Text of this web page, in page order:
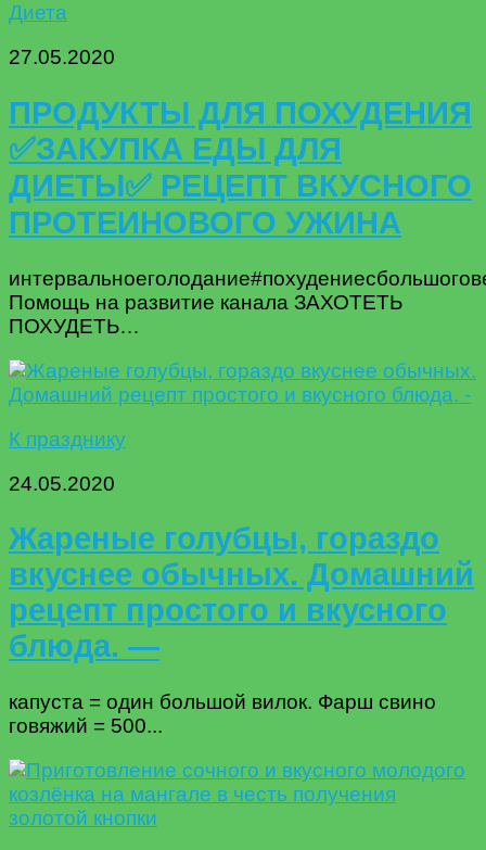
Диета
27.05.2020
ПРОДУКТЫ ДЛЯ ПОХУДЕНИЯ
✅ЗАКУПКА ЕДЫ ДЛЯ
ДИЕТЫ✅ РЕЦЕПТ ВКУСНОГО
ПРОТЕИНОВОГО УЖИНА
Помощь на развитие канала ЗАХОТЕТЬ
ПОХУДЕТЬ…
К празднику
24.05.2020
Жареные голубцы, гораздо
вкуснее обычных. Домашний
рецепт простого и вкусного
блюда. —
капуста = один большой вилок. Фарш свино
говяжий = 500...